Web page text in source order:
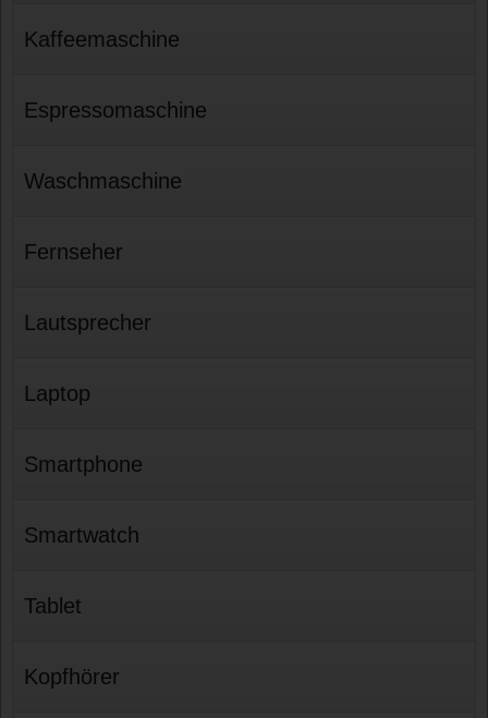
Kaffeemaschine
Espressomaschine
Waschmaschine
Fernseher
Lautsprecher
Laptop
Smartphone
Smartwatch
Tablet
Kopfhörer